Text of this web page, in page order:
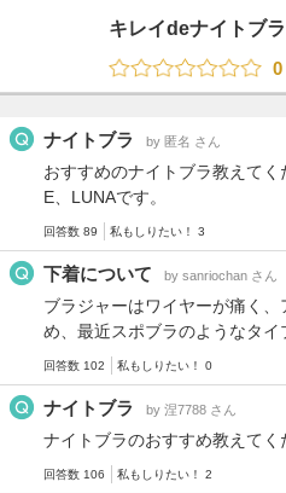
キレイdeナイトブラ
0
ナイトブラ by 匿名 さん
おすすめのナイトブラ教えて
E、LUNAです。
回答数 89 私もしりたい！ 3
下着について by sanriochan さん
ブラジャーはワイヤーが痛く
め、最近スポブラのようなタイ
回答数 102 私もしりたい！ 0
ナイトブラ by 涅7788 さん
ナイトブラのおすすめ教えてく
回答数 106 私もしりたい！ 2